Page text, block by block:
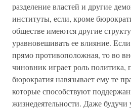
разделение властей и другие
институты, если, кроме
обществе имеются другие
уравновешивать ее влияние.
прямо противоположная, то во
чиновник играет роль политика,
бюрократия навязывает ему те
которые способствуют
жизнедеятельности. Даже